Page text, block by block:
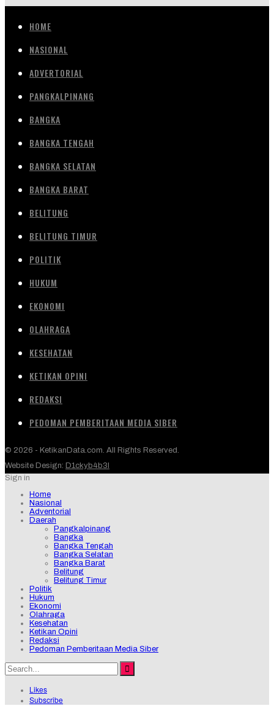
HOME
NASIONAL
ADVERTORIAL
PANGKALPINANG
BANGKA
BANGKA TENGAH
BANGKA SELATAN
BANGKA BARAT
BELITUNG
BELITUNG TIMUR
POLITIK
HUKUM
EKONOMI
OLAHRAGA
KESEHATAN
KETIKAN OPINI
REDAKSI
PEDOMAN PEMBERITAAN MEDIA SIBER
© 2026 - KetikanData.com. All Rights Reserved.
Website Design: D1ckyb4b3l
Sign in
Home
Nasional
Adventorial
Daerah
Pangkalpinang
Bangka
Bangka Tengah
Bangka Selatan
Bangka Barat
Belitung
Belitung Timur
Politik
Hukum
Ekonomi
Olahraga
Kesehatan
Ketikan Opini
Redaksi
Pedoman Pemberitaan Media Siber
Likes
Subscribe